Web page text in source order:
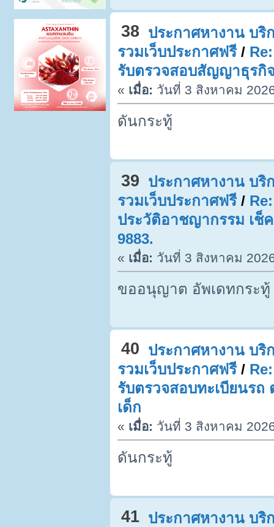
38 ประกาศหางาน บริ
รวมเว็บประกาศฟรี/
รับตรวจสอบสัญญาธุรกิจ
« เมื่อ: วันที่ 3 สิงหาคม
ดันกระทู้
39 ประกาศหางาน บริ
รวมเว็บประกาศฟรี/
ประวัติอาชญากรรม เช็
9883.
« เมื่อ: วันที่ 3 สิงหาคม
ขออนุญาต อัพเดทกระทู้
40 ประกาศหางาน บริ
รวมเว็บประกาศฟรี/
รับตรวจสอบทะเบียนรถ
เด็ก
« เมื่อ: วันที่ 3 สิงหาคม
ดันกระทู้
41 ประกาศหางาน บริ